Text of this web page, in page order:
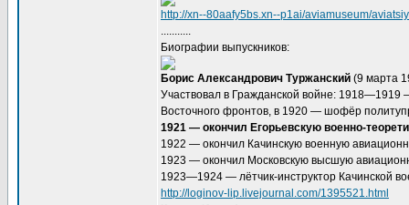
http://xn--80aafy5bs.xn--p1ai/aviamuseum/
...........
Биографии выпускников:
Борис Александрович Туржанский (9 марта
Участвовал в Гражданской войне: 1918—1919
Восточного фронтов, в 1920 — шофёр
1921 — окончил Егорьевскую военно-
1922 — окончил Качинскую военную
1923 — окончил Московскую высшую
1923—1924 — лётчик-инструктор Качинской
http://loginov-lip.livejournal.com/1395521.html